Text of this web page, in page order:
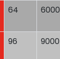
64 6000
96 9000